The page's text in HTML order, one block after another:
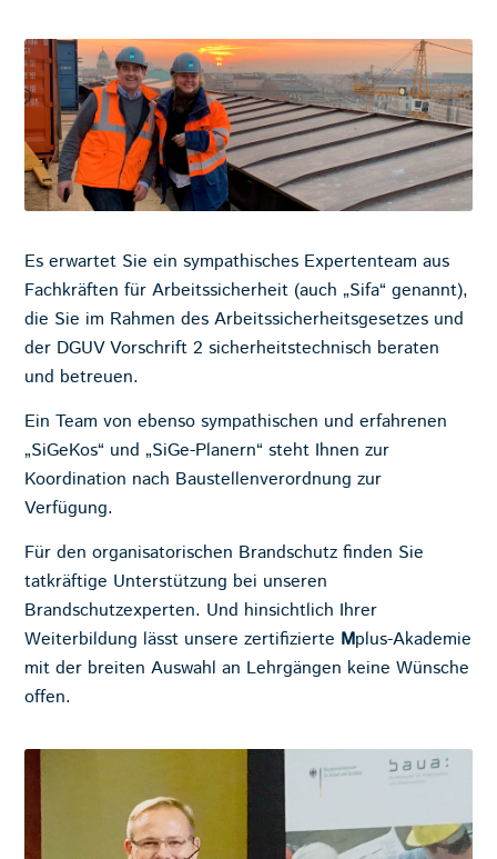
Es erwartet Sie ein sympathisches Expertenteam aus
Fachkräften für Arbeitssicherheit (auch „Sifa“ genannt),
die Sie im Rahmen des Arbeitssicherheitsgesetzes und
der DGUV Vorschrift 2 sicherheitstechnisch beraten
und betreuen.
Ein Team von ebenso sympathischen und erfahrenen
„SiGeKos“ und „SiGe-Planern“ steht Ihnen zur
Koordination nach Baustellenverordnung zur
Verfügung.
Für den organisatorischen Brandschutz finden Sie
tatkräftige Unterstützung bei unseren
Brandschutzexperten. Und hinsichtlich Ihrer
Weiterbildung lässt unsere zertifizierte Mplus-Akademie
mit der breiten Auswahl an Lehrgängen keine Wünsche
offen.